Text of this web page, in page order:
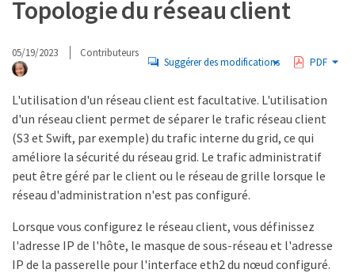
Topologie du réseau client
05/19/2023 Contributeurs
Suggérer des modifications PDF
L'utilisation d'un réseau client est facultative. L'utilisation
d'un réseau client permet de séparer le trafic réseau client
(S3 et Swift, par exemple) du trafic interne du grid, ce qui
améliore la sécurité du réseau grid. Le trafic administratif
peut être géré par le client ou le réseau de grille lorsque le
réseau d'administration n'est pas configuré.
Lorsque vous configurez le réseau client, vous définissez
l'adresse IP de l'hôte, le masque de sous-réseau et l'adresse
IP de la passerelle pour l'interface eth2 du nœud configuré.